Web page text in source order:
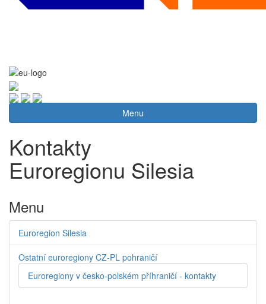
Menu
Kontakty
Euroregionu Silesia
Menu
Euroregion Silesia
Ostatní euroregiony CZ-PL pohraničí
Euroregiony v česko-polském příhraničí - kontakty